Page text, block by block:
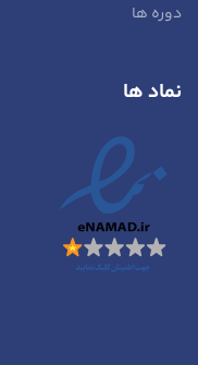
دوره ها
نماد ها